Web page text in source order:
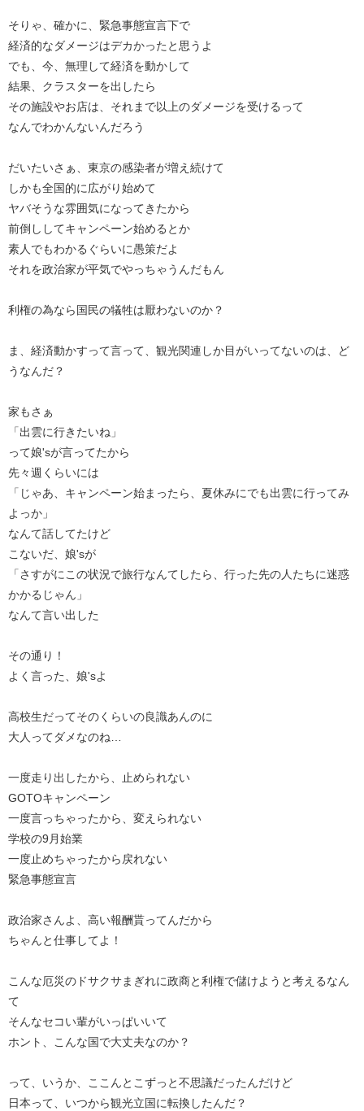
そりゃ、確かに、緊急事態宣言下で
経済的なダメージはデカかったと思うよ
でも、今、無理して経済を動かして
結果、クラスターを出したら
その施設やお店は、それまで以上のダメージを受けるって
なんでわかんないんだろう
だいたいさぁ、東京の感染者が増え続けて
しかも全国的に広がり始めて
ヤバそうな雰囲気になってきたから
前倒ししてキャンペーン始めるとか
素人でもわかるぐらいに愚策だよ
それを政治家が平気でやっちゃうんだもん
利権の為なら国民の犠牲は厭わないのか？
ま、経済動かすって言って、観光関連しか目がいってないのは、ど
うなんだ？
家もさぁ
「出雲に行きたいね」
って娘'sが言ってたから
先々週くらいには
「じゃあ、キャンペーン始まったら、夏休みにでも出雲に行ってみ
よっか」
なんて話してたけど
こないだ、娘'sが
「さすがにこの状況で旅行なんてしたら、行った先の人たちに迷惑
かかるじゃん」
なんて言い出した
その通り！
よく言った、娘'sよ
高校生だってそのくらいの良識あんのに
大人ってダメなのね…
一度走り出したから、止められない
GOTOキャンペーン
一度言っちゃったから、変えられない
学校の9月始業
一度止めちゃったから戻れない
緊急事態宣言
政治家さんよ、高い報酬貰ってんだから
ちゃんと仕事してよ！
こんな厄災のドサクサまぎれに政商と利権で儲けようと考えるなん
て
そんなセコい輩がいっぱいいて
ホント、こんな国で大丈夫なのか？
って、いうか、ここんとこずっと不思議だったんだけど
日本って、いつから観光立国に転換したんだ？